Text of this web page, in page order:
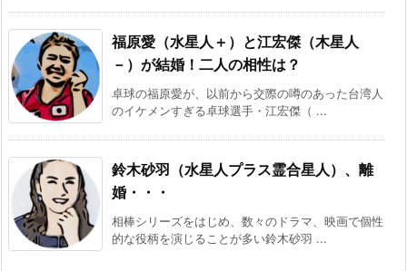
福原愛（水星人＋）と江宏傑（木星人
－）が結婚！二人の相性は？
卓球の福原愛が、以前から交際の噂のあった台湾人
のイケメンすぎる卓球選手・江宏傑（ ...
鈴木砂羽（水星人プラス霊合星人）、離
婚・・・
相棒シリーズをはじめ、数々のドラマ、映画で個性
的な役柄を演じることが多い鈴木砂羽 ...